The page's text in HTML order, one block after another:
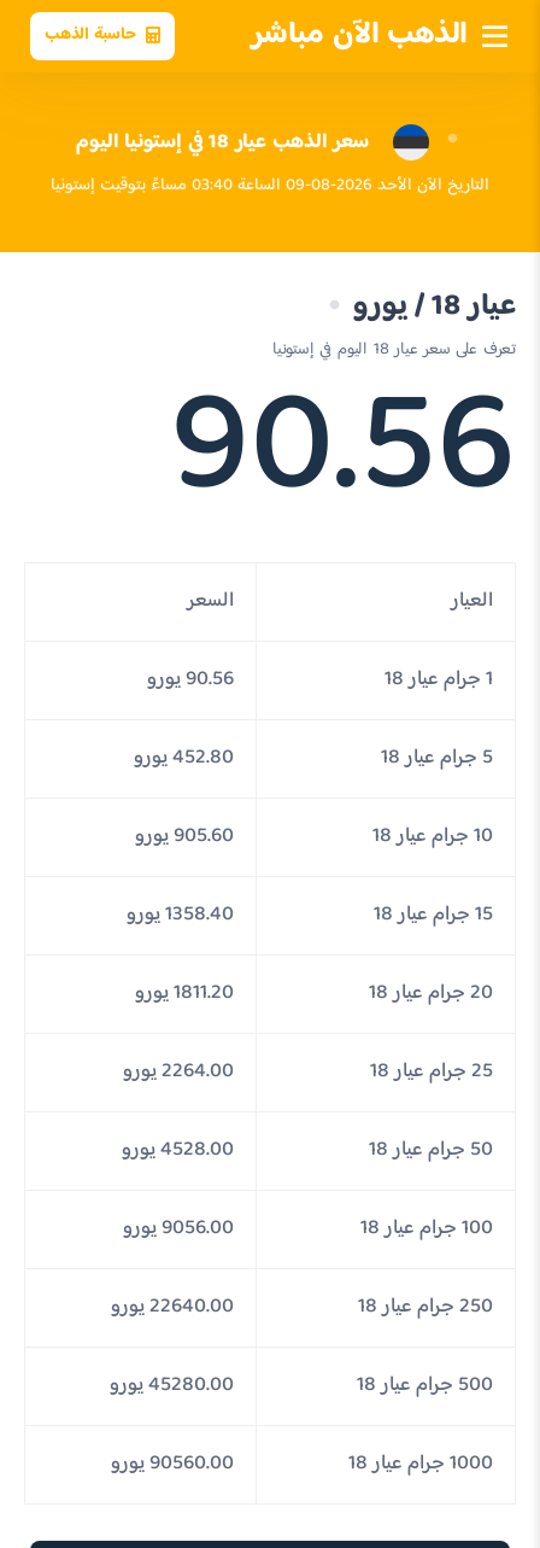
الذهب الآن مباشر حاسبة الذهب
سعر الذهب عيار 18 في إستونيا اليوم
التاريخ الآن الأحد 2026-08-09 الساعة 03:40 مساءً بتوقيت إستونيا
عيار 18 / يورو
تعرف على سعر عيار 18 اليوم في إستونيا
90.56
العيار السعر
1 جرام عيار 18 90.56 يورو
5 جرام عيار 18 452.80 يورو
10 جرام عيار 18 905.60 يورو
15 جرام عيار 18 1358.40 يورو
20 جرام عيار 18 1811.20 يورو
25 جرام عيار 18 2264.00 يورو
50 جرام عيار 18 4528.00 يورو
100 جرام عيار 18 9056.00 يورو
250 جرام عيار 18 22640.00 يورو
500 جرام عيار 18 45280.00 يورو
1000 جرام عيار 18 90560.00 يورو